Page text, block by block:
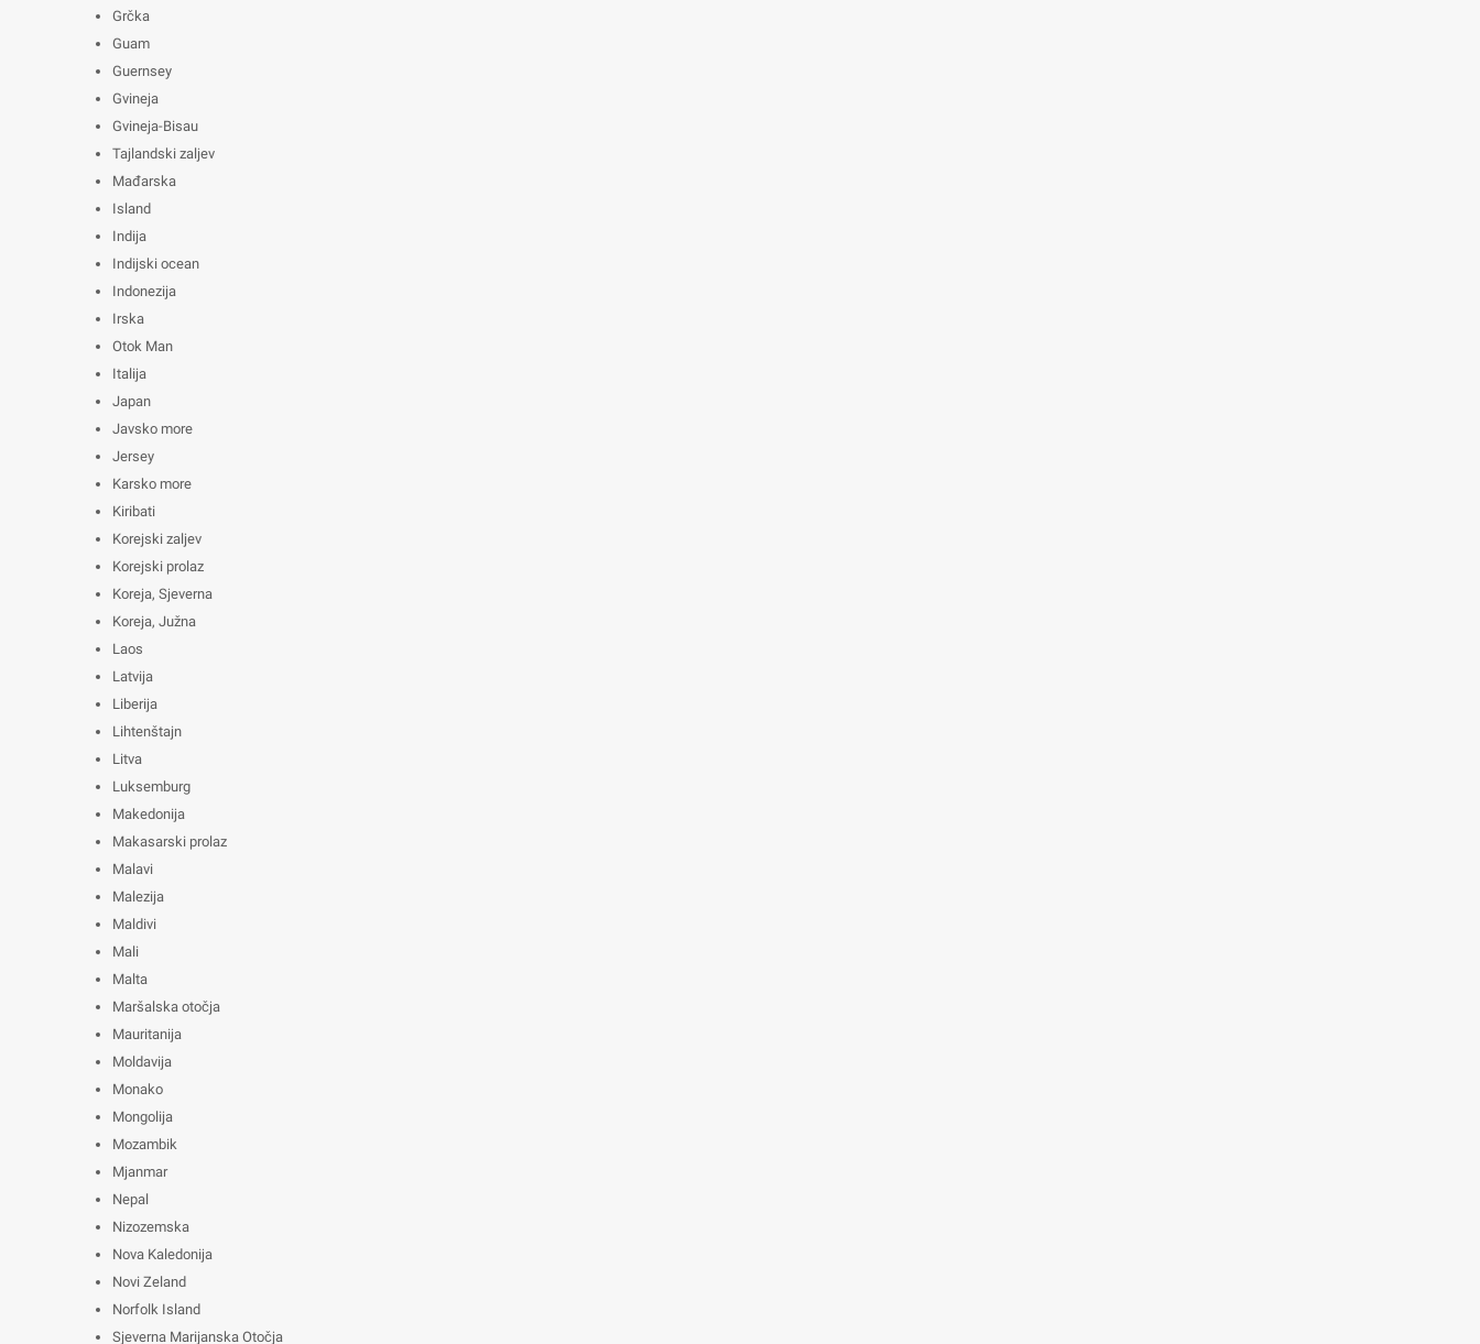
Grčka
Guam
Guernsey
Gvineja
Gvineja-Bisau
Tajlandski zaljev
Mađarska
Island
Indija
Indijski ocean
Indonezija
Irska
Otok Man
Italija
Japan
Javsko more
Jersey
Karsko more
Kiribati
Korejski zaljev
Korejski prolaz
Koreja, Sjeverna
Koreja, Južna
Laos
Latvija
Liberija
Lihtenštajn
Litva
Luksemburg
Makedonija
Makasarski prolaz
Malavi
Malezija
Maldivi
Mali
Malta
Maršalska otočja
Mauritanija
Moldavija
Monako
Mongolija
Mozambik
Mjanmar
Nepal
Nizozemska
Nova Kaledonija
Novi Zeland
Norfolk Island
Sjeverna Marijanska Otočja